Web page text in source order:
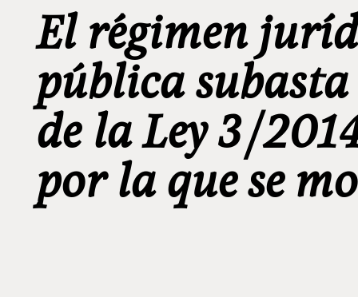
El régimen
pública
de la Ley 3/
por la que se